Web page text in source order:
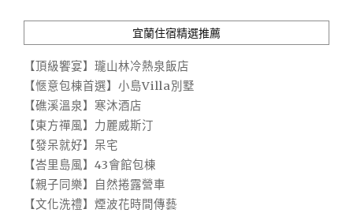
宜蘭住宿精選推薦
【頂級饗宴】瓏山林冷熱泉飯店
【愜意包棟首選】小島Villa別墅
【礁溪溫泉】寒沐酒店
【東方禪風】力麗威斯汀
【發呆就好】呆宅
【峇里島風】43會館包棟
【親子同樂】自然捲露營車
【文化洗禮】煙波花時間傳藝